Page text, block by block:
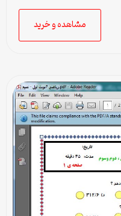
مشاهده و خرید